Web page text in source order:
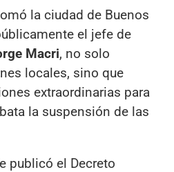
la ciudad de Buenos
el jefe de
Macri, no solo
locales, sino que
extraordinarias para
la suspensión de las
publicó el Decreto